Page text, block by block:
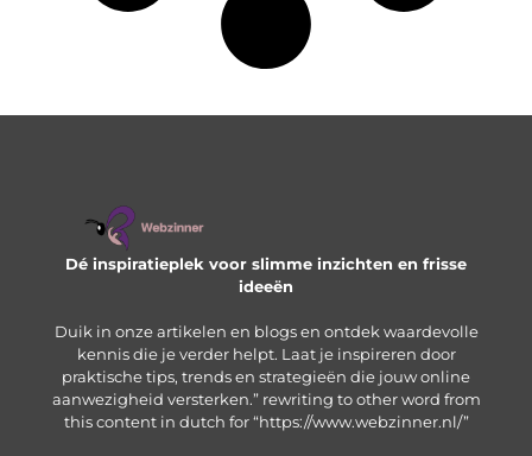
Dé inspiratieplek voor slimme inzichten en frisse
ideeën
Duik in onze artikelen en blogs en ontdek waardevolle
kennis die je verder helpt. Laat je inspireren door
praktische tips, trends en strategieën die jouw online
aanwezigheid versterken.” rewriting to other word from
this content in dutch for “https://www.webzinner.nl/”